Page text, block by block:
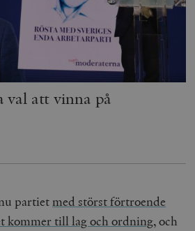
val att vinna på
partietmed störst förtroende
kommer till lag och ordning, och